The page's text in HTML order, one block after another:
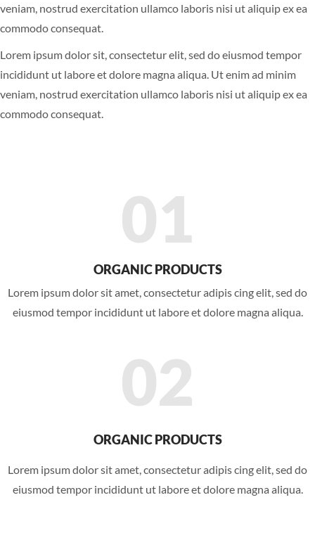
veniam, nostrud exercitation ullamco laboris nisi ut aliquip ex ea
commodo consequat.
Lorem ipsum dolor sit, consectetur elit, sed do eiusmod tempor
incididunt ut labore et dolore magna aliqua. Ut enim ad minim
veniam, nostrud exercitation ullamco laboris nisi ut aliquip ex ea
commodo consequat.
01
ORGANIC PRODUCTS
Lorem ipsum dolor sit amet, consectetur adipis cing elit, sed do
eiusmod tempor incididunt ut labore et dolore magna aliqua.
02
ORGANIC PRODUCTS
Lorem ipsum dolor sit amet, consectetur adipis cing elit, sed do
eiusmod tempor incididunt ut labore et dolore magna aliqua.